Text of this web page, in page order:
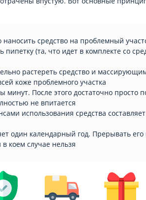
средство на проблемный
(та, что идет в комплекте со
растереть средство и
коже проблемного участка
После этого достаточно просто
не впитается
использования средства
один календарный год. Прерывать его
коем случае нельзя